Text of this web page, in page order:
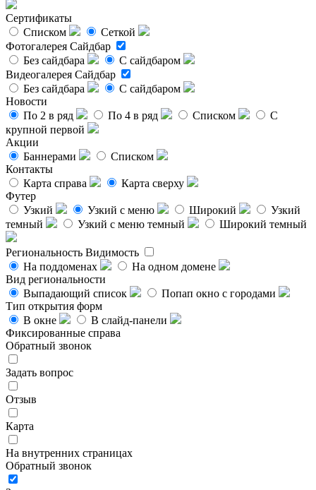
Сертификаты
Списком
Сеткой
Фотогалерея Сайдбар
Без сайдбара
С сайдбаром
Видеогалерея Сайдбар
Без сайдбара
С сайдбаром
Новости
По 2 в ряд
По 4 в ряд Списком
С
крупной первой
Акции
Баннерами
Списком
Контакты
Карта справа
Карта сверху
Футер
Узкий
Узкий с меню Широкий
Узкий
темный
Узкий с меню темный Широкий темный
Региональность Видимость
На поддоменах
На одном домене
Вид региональности
Выпадающий список
Попап окно с городами
Тип открытия форм
В окне
В слайд-панели
Фиксированные справа
Обратный звонок
Задать вопрос
Отзыв
Карта
На внутренних страницах
Обратный звонок